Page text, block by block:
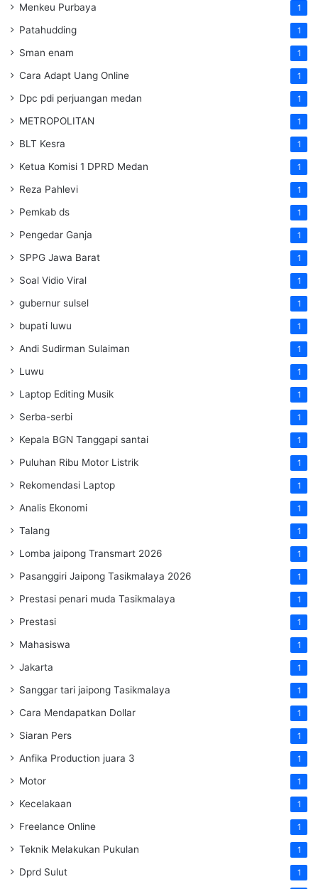
Menkeu Purbaya 1
Patahudding 1
Sman enam 1
Cara Adapt Uang Online 1
Dpc pdi perjuangan medan 1
METROPOLITAN 1
BLT Kesra 1
Ketua Komisi 1 DPRD Medan 1
Reza Pahlevi 1
Pemkab ds 1
Pengedar Ganja 1
SPPG Jawa Barat 1
Soal Vidio Viral 1
gubernur sulsel 1
bupati luwu 1
Andi Sudirman Sulaiman 1
Luwu 1
Laptop Editing Musik 1
Serba-serbi 1
Kepala BGN Tanggapi santai 1
Puluhan Ribu Motor Listrik 1
Rekomendasi Laptop 1
Analis Ekonomi 1
Talang 1
Lomba jaipong Transmart 2026 1
Pasanggiri Jaipong Tasikmalaya 2026 1
Prestasi penari muda Tasikmalaya 1
Prestasi 1
Mahasiswa 1
Jakarta 1
Sanggar tari jaipong Tasikmalaya 1
Cara Mendapatkan Dollar 1
Siaran Pers 1
Anfika Production juara 3 1
Motor 1
Kecelakaan 1
Freelance Online 1
Teknik Melakukan Pukulan 1
Dprd Sulut 1